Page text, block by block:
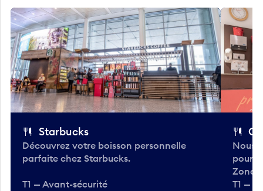
Starbucks
Découvrez votre boisson personnelle
parfaite chez Starbucks.
T1 — Avant-sécurité
Nous
pour
Zone.
T1 —